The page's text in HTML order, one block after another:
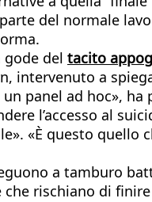
del normale
gode del tacito
intervenuto a
panel ad hoc»,
l’accesso al
«È questo
a tamburo
che rischiano di